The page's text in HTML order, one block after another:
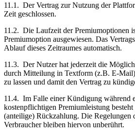
11.1. Der Vertrag zur Nutzung der
Zeit geschlossen.
11.2. Die Laufzeit der Premiumoptionen
Premiumoption ausgewiesen. Das
Ablauf dieses Zeitraumes automatisch.
11.3. Der Nutzer hat jederzeit die
durch Mitteilung in Textform (z.B. E-
zu lassen und damit den Vertrag zu
11.4. Im Falle einer Kündigung während
kostenpflichtigen Premiumleistung
(anteilige) Rückzahlung. Die Regelungen
Verbraucher bleiben hiervon unberührt.